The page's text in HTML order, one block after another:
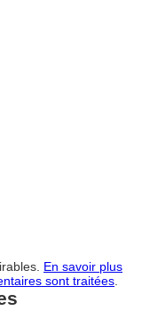
En savoir plus
sont traitées